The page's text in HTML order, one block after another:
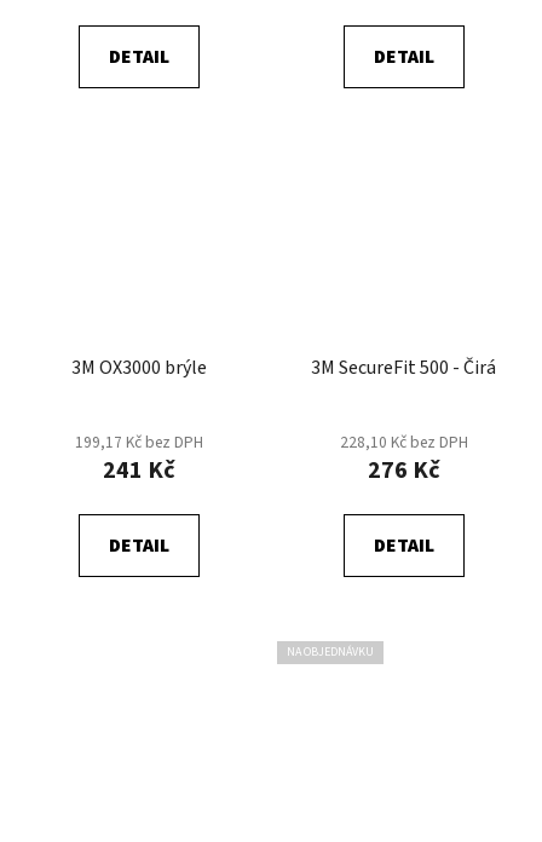
DETAIL DETAIL
3M OX3000 brýle
199,17 Kč bez DPH
241 Kč
DETAIL
3M SecureFit 500 - Čirá
228,10 Kč bez DPH
276 Kč
DETAIL
NA OBJEDNÁVKU